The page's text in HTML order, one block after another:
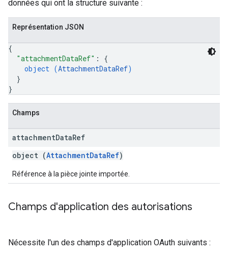
données qui ont la structure suivante :
Représentation JSON
{
"attachmentDataRef" : {
object (AttachmentDataRef)
}
}
Champs
attachmentDataRef
object (AttachmentDataRef)
Référence à la pièce jointe importée.
Champs d'application des autorisations
Nécessite l'un des champs d'application OAuth suivants :